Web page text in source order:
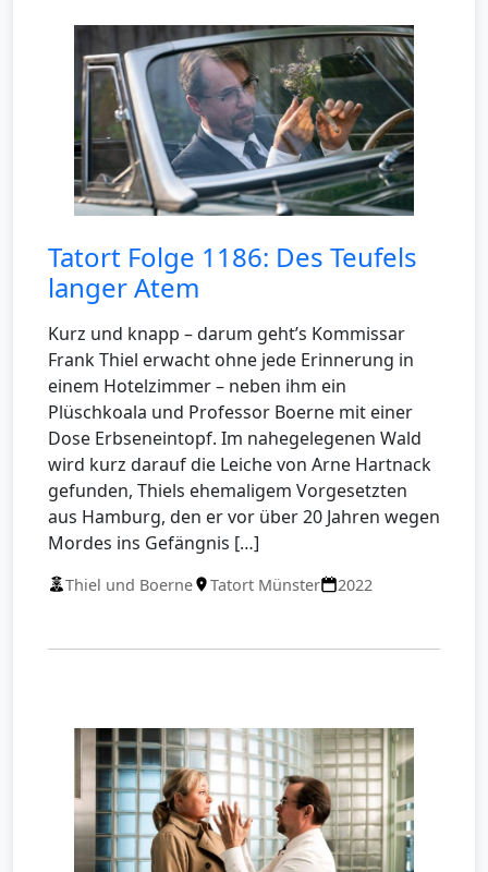
Tatort Folge 1186: Des Teufels
langer Atem
Kurz und knapp – darum geht’s Kommissar
Frank Thiel erwacht ohne jede Erinnerung in
einem Hotelzimmer – neben ihm ein
Plüschkoala und Professor Boerne mit einer
Dose Erbseneintopf. Im nahegelegenen Wald
wird kurz darauf die Leiche von Arne Hartnack
gefunden, Thiels ehemaligem Vorgesetzten
aus Hamburg, den er vor über 20 Jahren wegen
Mordes ins Gefängnis […]
Thiel und Boerne Tatort Münster 2022